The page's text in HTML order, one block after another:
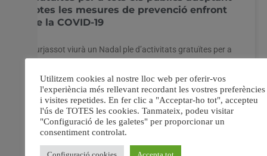
totes les mesures de prevenció enfront
de la COVID-19
Burjassot viurà un Nadal ple d’activitats gratuïtes per a
tots els públics adoptant totes les mesures de prevenció
enfront de la COVID-19 El Nadal seran diferents per a
tothom enguany però, la qual cosa no es perdrà és la
il·lusió, l’esperit festiu i les cares dels xiquets de la casa
11 desembre, 2020 No hi ha comentaris